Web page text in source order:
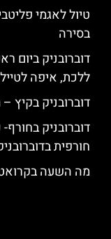
טיול לאגמי
בסירה
דוברובניק ביום
ללכת, איפה
דוברובניק בקיץ
דוברובניק
חורפית
מה השעה